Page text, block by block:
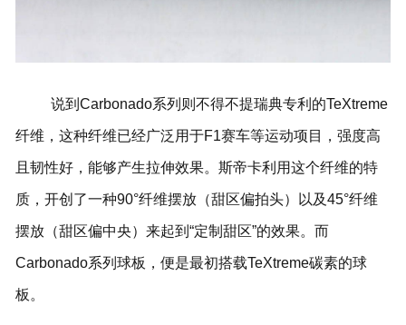
说到Carbonado系列则不得不提瑞典专利的TeXtreme
纤维，这种纤维已经广泛用于F1赛车等运动项目，强度高
且韧性好，能够产生拉伸效果。斯帝卡利用这个纤维的特
质，开创了一种90°纤维摆放（甜区偏拍头）以及45°纤维
摆放（甜区偏中央）来起到“定制甜区”的效果。而
Carbonado系列球板，便是最初搭载TeXtreme碳素的球
板。